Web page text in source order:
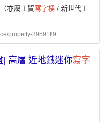
亦屬工貿寫字樓 / 新世代工
property-3959189
] 高層 近地鐵迷你寫字